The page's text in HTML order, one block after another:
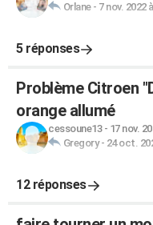
Orlane- 7 nov. 2022
5 réponses
Problème Citroen
orange allumé
cessoune13- 17 nov.
Gregory- 24 oct.
12 réponses